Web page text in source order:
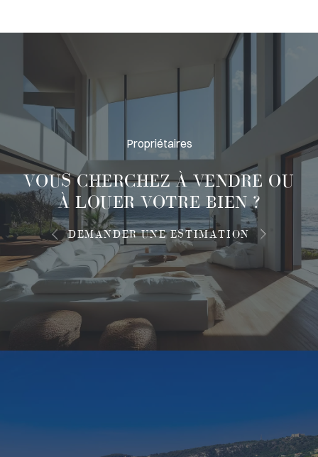
Propriétaires
VOUS CHERCHEZ ÀVENDRE OU
À LOUERVOTRE BIEN ?
DEMANDER UNE ESTIMATION